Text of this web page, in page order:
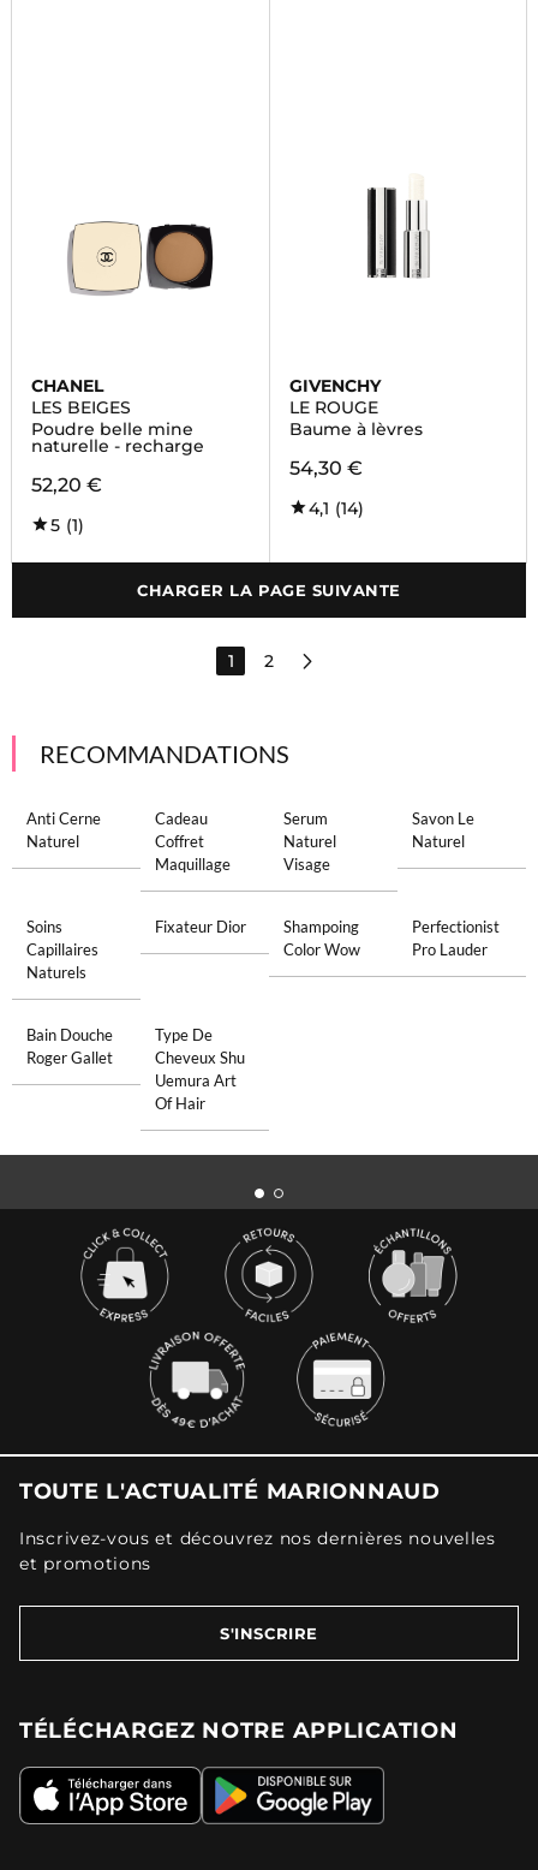
CHANEL
LES BEIGES
Poudre belle mine
naturelle - recharge
52,20 €
5 (1)
GIVENCHY
LE ROUGE
Baume à lèvres
54,30 €
4,1 (14)
CHARGER LA PAGE SUIVANTE
1 2
RECOMMANDATIONS
Anti Cerne
Naturel
Cadeau
Coffret
Maquillage
Serum
Naturel
Visage
Savon Le
Naturel
Soins
Capillaires
Naturels
Fixateur Dior
Shampoing
Color Wow
Perfectionist
Pro Lauder
Bain Douche
Roger Gallet
Type De
Cheveux Shu
Uemura Art
Of Hair
TOUTE L'ACTUALITÉ MARIONNAUD
Inscrivez-vous et découvrez nos dernières nouvelles
et promotions
S'INSCRIRE
TÉLÉCHARGEZ NOTRE APPLICATION